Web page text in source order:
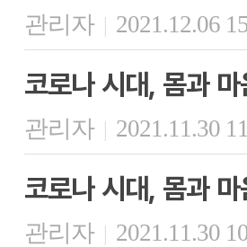
관리자 | 2021.12.06
코로나 시대, 몸과
관리자 | 2021.11.30
코로나 시대, 몸과
관리자 | 2021.11.30